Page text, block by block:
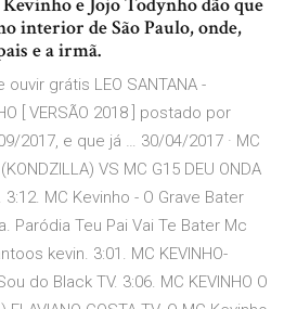
e Jojo Todynho dão que
interior de São Paulo, onde,
e a irmã.
grátis LEO SANTANA -
[ VERSÃO 2018 ] postado por
2017, e que já … 30/04/2017 · MC
(KONDZILLA) VS MC G15 DEU ONDA
3:12. MC Kevinho - O Grave Bater
Paródia Teu Pai Vai Te Bater Mc
kevin. 3:01. MC KEVINHO-
do Black TV. 3:06. MC KEVINHO O